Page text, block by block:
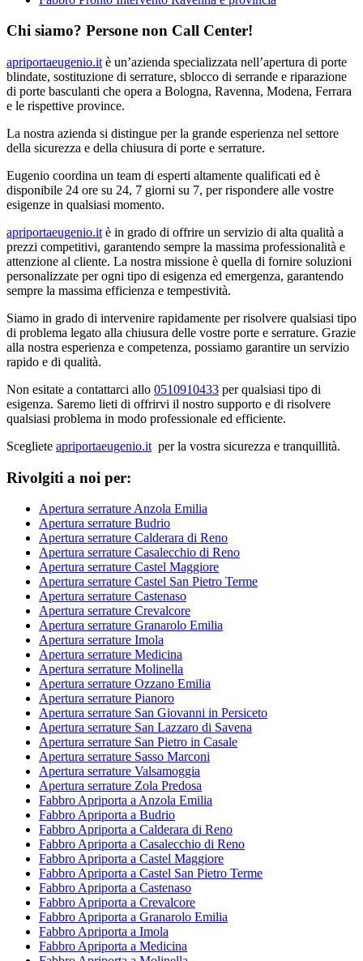
Chi siamo? Persone non Call Center!
apriportaeugenio.it è un’azienda specializzata nell’apertura di porte
blindate, sostituzione di serrature, sblocco di serrande e riparazione
di porte basculanti che opera a Bologna, Ravenna, Modena, Ferrara
e le rispettive province.
La nostra azienda si distingue per la grande esperienza nel settore
della sicurezza e della chiusura di porte e serrature.
Eugenio coordina un team di esperti altamente qualificati ed è
disponibile 24 ore su 24, 7 giorni su 7, per rispondere alle vostre
esigenze in qualsiasi momento.
apriportaeugenio.it è in grado di offrire un servizio di alta qualità a
prezzi competitivi, garantendo sempre la massima professionalità e
attenzione al cliente. La nostra missione è quella di fornire soluzioni
personalizzate per ogni tipo di esigenza ed emergenza, garantendo
sempre la massima efficienza e tempestività.
Siamo in grado di intervenire rapidamente per risolvere qualsiasi tipo
di problema legato alla chiusura delle vostre porte e serrature. Grazie
alla nostra esperienza e competenza, possiamo garantire un servizio
rapido e di qualità.
Non esitate a contattarci allo 0510910433 per qualsiasi tipo di
esigenza. Saremo lieti di offrirvi il nostro supporto e di risolvere
qualsiasi problema in modo professionale ed efficiente.
Scegliete apriportaeugenio.it per la vostra sicurezza e tranquillità.
Rivolgiti a noi per:
Apertura serrature Anzola Emilia
Apertura serrature Budrio
Apertura serrature Calderara di Reno
Apertura serrature Casalecchio di Reno
Apertura serrature Castel Maggiore
Apertura serrature Castel San Pietro Terme
Apertura serrature Castenaso
Apertura serrature Crevalcore
Apertura serrature Granarolo Emilia
Apertura serrature Imola
Apertura serrature Medicina
Apertura serrature Molinella
Apertura serrature Ozzano Emilia
Apertura serrature Pianoro
Apertura serrature San Giovanni in Persiceto
Apertura serrature San Lazzaro di Savena
Apertura serrature San Pietro in Casale
Apertura serrature Sasso Marconi
Apertura serrature Valsamoggia
Apertura serrature Zola Predosa
Fabbro Apriporta a Anzola Emilia
Fabbro Apriporta a Budrio
Fabbro Apriporta a Calderara di Reno
Fabbro Apriporta a Casalecchio di Reno
Fabbro Apriporta a Castel Maggiore
Fabbro Apriporta a Castel San Pietro Terme
Fabbro Apriporta a Castenaso
Fabbro Apriporta a Crevalcore
Fabbro Apriporta a Granarolo Emilia
Fabbro Apriporta a Imola
Fabbro Apriporta a Medicina